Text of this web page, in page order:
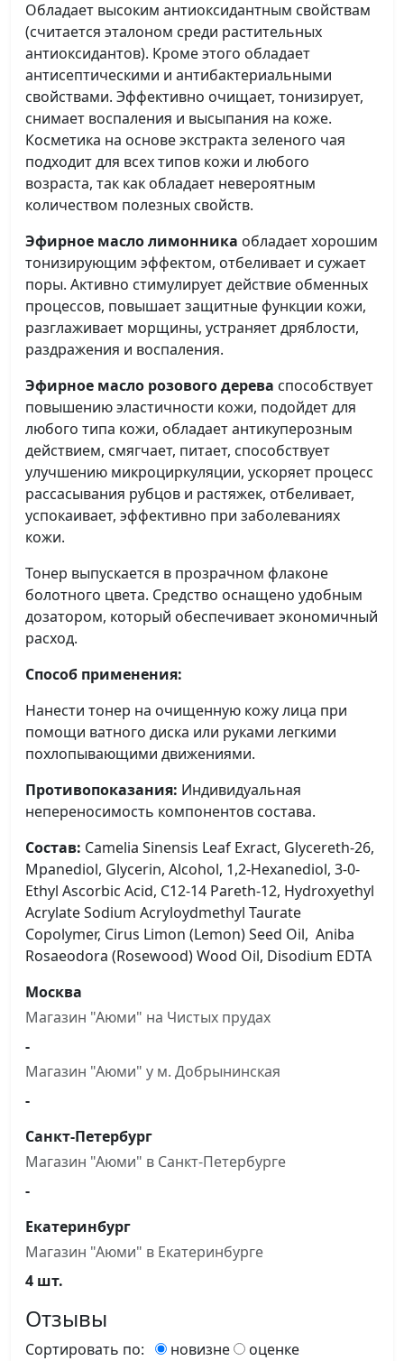
Обладает высоким антиоксидантным свойствам
(считается эталоном среди растительных
антиоксидантов). Кроме этого обладает
антисептическими и антибактериальными
свойствами. Эффективно очищает, тонизирует,
снимает воспаления и высыпания на коже.
Косметика на основе экстракта зеленого чая
подходит для всех типов кожи и любого
возраста, так как обладает невероятным
количеством полезных свойств.
Эфирное масло лимонника обладает хорошим
тонизирующим эффектом, отбеливает и сужает
поры. Активно стимулирует действие обменных
процессов, повышает защитные функции кожи,
разглаживает морщины, устраняет дряблости,
раздражения и воспаления.
Эфирное масло розового дерева способствует
повышению эластичности кожи, подойдет для
любого типа кожи, обладает антикуперозным
действием, смягчает, питает, способствует
улучшению микроциркуляции, ускоряет процесс
рассасывания рубцов и растяжек, отбеливает,
успокаивает, эффективно при заболеваниях
кожи.
Тонер выпускается в прозрачном флаконе
болотного цвета. Средство оснащено удобным
дозатором, который обеспечивает экономичный
расход.
Способ применения:
Нанести тонер на очищенную кожу лица при
помощи ватного диска или руками легкими
похлопывающими движениями.
Противопоказания: Индивидуальная
непереносимость компонентов состава.
Состав: Camelia Sinensis Leaf Exract, Glycereth-26,
Mpanediol, Glycerin, Alcohol, 1,2-Hexanediol, 3-0-
Ethyl Ascorbic Acid, C12-14 Pareth-12, Hydroxyethyl
Acrylate Sodium Acryloydmethyl Taurate
Copolymer, Cirus Limon (Lemon) Seed Oil, Aniba
Rosaeodora (Rosewood) Wood Oil, Disodium EDTA
Москва
Магазин "Аюми" на Чистыx прудах
-
Магазин "Аюми" у м. Добрынинская
-
Санкт-Петербург
Магазин "Аюми" в Санкт-Петербурге
-
Екатеринбург
Магазин "Аюми" в Екатеринбурге
4 шт.
Отзывы
Сортировать по: новизне оценке